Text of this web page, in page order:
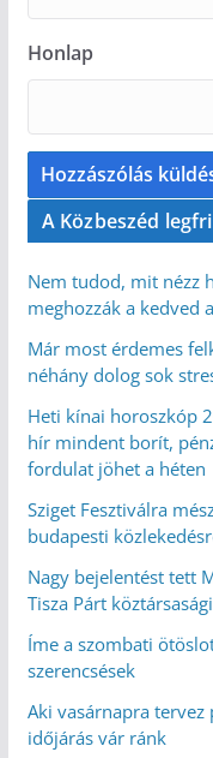
Honlap
A Közbeszéd
Nem tudod, mit nézz
meghozzák a kedved
Már most érdemes
néhány dolog sok
Heti kínai horoszkóp
hír mindent borít,
fordulat jöhet a héten
Sziget Fesztiválra
budapesti
Nagy bejelentést tett
Tisza Párt
Íme a szombati
szerencsések
Aki vasárnapra
időjárás vár ránk